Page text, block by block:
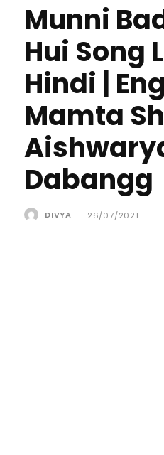
Munni
Hui Song
Hindi |
Mamta
Dabangg
DIVYA - 26/07/2021